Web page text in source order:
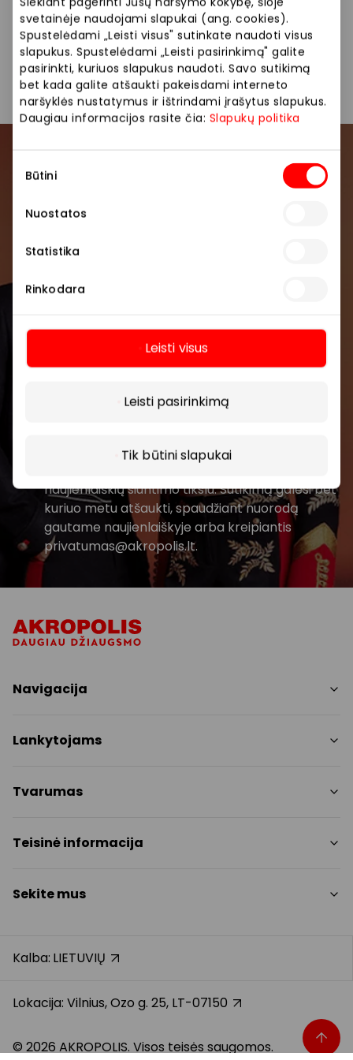
svetainėje naudojami slapukai (ang. cookies).
Spustelėdami „Leisti visus" sutinkate naudoti visus
slapukus. Spustelėdami „Leisti pasirinkimą" galite
pasirinkti, kuriuos slapukus naudoti. Savo sutikimą
bet kada galite atšaukti pakeisdami interneto
naršyklės nustatymus ir ištrindami įrašytus slapukus.
Daugiau informacijos rasite čia: Slapukų politika
pasirinkimas
Būtini
Nuostatos
Statistika
Rinkodara
Leisti visus
Leisti pasirinkimą
Tik būtini slapukai
Parduotuvės Prekės namams ir elektronika
renginius ir naujausią informaciją iš AKROPOLIS
PPC AKROPOLIS naujienas. Dėl to AKROPOLIS
naujienlaiškių siuntimo tikslu. Sutikimą galėsi bet
kuriuo metu atšaukti, spaudžiant nuorodą
gautame naujienlaiškyje arba kreipiantis
privatumas@akropolis.lt.
Daugiau
Navigacija
Paslaugos
Pramogos
Lankytojams
Nemokami patogumai
Kontaktai
Dovanų kortelė
Atsiliepimai
Tvarumas
Tvarumo ataskaita
Teisinė informacija
Slapukų politika
Dovanų kortelės bendrosios taisyklės
Klientų aptarnavimo standartas
Sekite mus
Facebook
TikTok
Kalba: LIETUVIŲ
Lokacija: Vilnius, Ozo g. 25, LT-07150
© 2026 AKROPOLIS. Visos teisės saugomos.